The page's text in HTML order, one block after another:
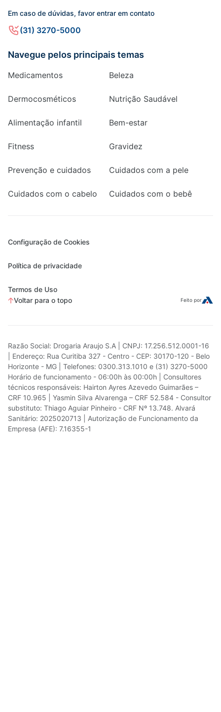
Em caso de dúvidas, favor entrar em contato
(31) 3270-5000
Navegue pelos principais temas
Medicamentos Beleza
Dermocosméticos Nutrição Saudável
Alimentação infantil Bem-estar
Fitness Gravidez
Prevenção e cuidados Cuidados com a pele
Cuidados com o cabelo Cuidados com o bebê
Configuração de Cookies
Política de privacidade
Termos de Uso
Voltar para o topo
Feito por
Razão Social: Drogaria Araujo S.A | CNPJ: 17.256.512.0001-16
| Endereço: Rua Curitiba 327 - Centro - CEP: 30170-120 - Belo
Horizonte - MG | Telefones: 0300.313.1010 e (31) 3270-5000
Horário de funcionamento - 06:00h às 00:00h | Consultores
técnicos responsáveis: Hairton Ayres Azevedo Guimarães –
CRF 10.965 | Yasmin Silva Alvarenga – CRF 52.584 - Consultor
substituto: Thiago Aguiar Pinheiro - CRF Nº 13.748. Alvará
Sanitário: 2025020713 | Autorização de Funcionamento da
Empresa (AFE): 7.16355-1